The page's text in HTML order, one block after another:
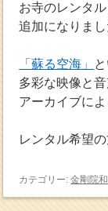
お寺のレンタ
追加になりまし
「蘇る空海」
多彩な映像と
アーカイブに
レンタル希望
カテゴリー:金剛院